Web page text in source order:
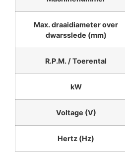
Max. draaidiameter over
dwarsslede (mm)
R.P.M. / Toerental
kW
Voltage (V)
Hertz (Hz)